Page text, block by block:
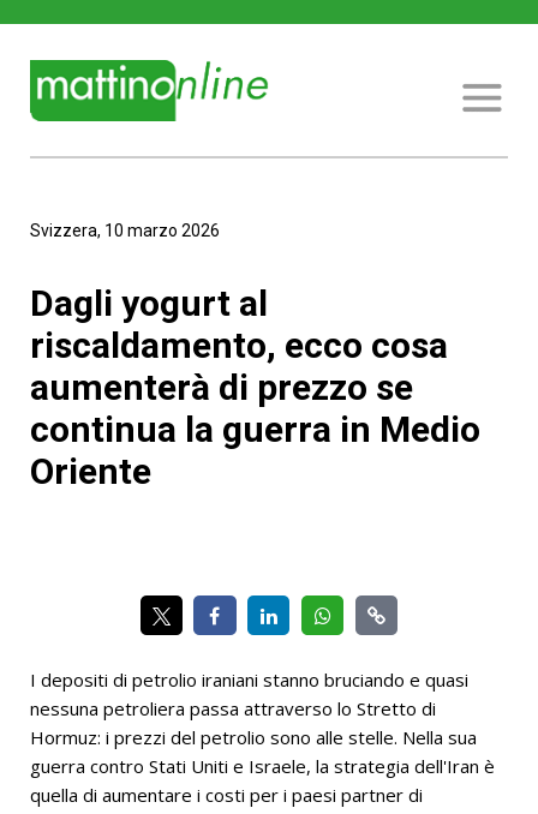
Svizzera, 10 marzo 2026
Dagli yogurt al
riscaldamento, ecco cosa
aumenterà di prezzo se
continua la guerra in Medio
Oriente
I depositi di petrolio iraniani stanno bruciando e quasi
nessuna petroliera passa attraverso lo Stretto di
Hormuz: i prezzi del petrolio sono alle stelle. Nella sua
guerra contro Stati Uniti e Israele, la strategia dell'Iran è
quella di aumentare i costi per i paesi partner di